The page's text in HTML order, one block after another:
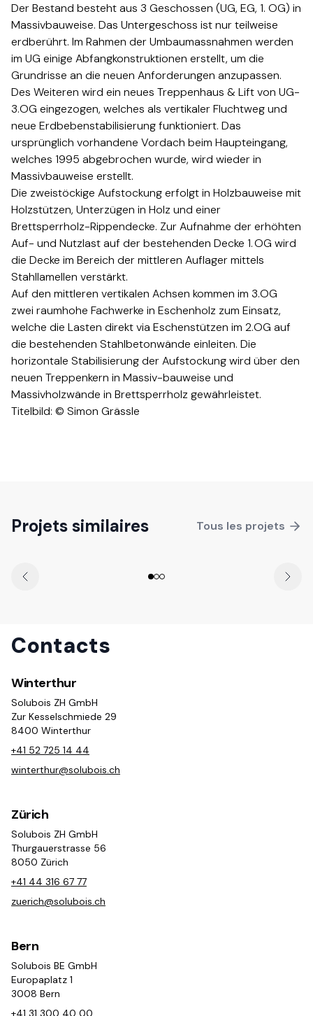
Der Bestand besteht aus 3 Geschossen (UG, EG, 1. OG) in
Massivbauweise. Das Untergeschoss ist nur teilweise
erdberührt. Im Rahmen der Umbaumassnahmen werden
im UG einige Abfangkonstruktionen erstellt, um die
Grundrisse an die neuen Anforderungen anzupassen.​​​​‌ ‍ ​‍​‍‌‍ ‌ ​‍‌‍‍‌‌‍‌ ‌‍‍‌‌‍ ‍​‍​‍​ ‍‍​‍​‍‌ ​ ‌‍​‌‌‍ ‍‌‍‍‌‌ ‌​‌ ‍‌​‍ ‍‌‍‍‌‌‍ ​‍​‍​‍ ​​‍​‍‌‍‍​‌ ​‍‌‍‌‌‌‍‌‍​‍​‍​ ‍‍​‍​‍‌‍‍​‌ ‌​‌ ‌​‌ ​​​ ‍‍​‍ ​‍ ‌‍ ​‌‍ ‌‍​ ‌‍​‌‌‍ ​‌‍‍​‌‍ ‌ ​ ‌ ‌​​ ‍‍​ ​ ​ ​ ​ ​ ​ ​ ​‍ ‌‍‍‌‌‍ ‍‌ ‌​‌‍‌‌‌‍ ‍‌ ‌​​‍ ‌‍‌‌‌‍‌​‌‍‍‌‌ ‌​​‍ ‌‍ ‌‌‍ ‌‍‌​‌‍‌‌​ ‌‌ ​​‌ ​‍‌‍‌‌‌ ​ ‌‍‌‌‌‍ ‍‌ ‌​‌‍​‌‌ ‌​‌‍‍‌‌‍ ‌‍ ‍​ ‍ ‌‍‍‌‌‍‌​​ ‌​ ‌‍​ ‌ ‌‍​ ​ ​ ‌‍‌‌​ ‍‌​ ‌​​ ​‍​‍ ‌​ ​​​ ‍​​ ​‌​ ​ ​‍ ‌​ ‌​‌‍‌‍​ ‌ ‌‍‌​​‍ ‌‌‍​‌​ ​‌‌‍‌‍​ ‍​​‍ ‌‌‍‌​​ ​​‌‍‌​​ ‌‌‌‍‌​‌‍‌​​ ‌‍​ ‌‍‌‍​ ​ ‌‌‌‍‌‍​ ‌‌​ ‍ ‌ ‌​‌ ‍‌‌ ​​‌‍‌‌​ ‌‌ ​​‌ ​‍‌‍ ‌‍‍‍‌‍‌‌‌‍​ ‌ ‌​​ ‍ ‌ ​​‌‍​‌‌ ‌​‌‍‍​​ ‌‌‍‌​‌‍‌‌‌ ​ ‌‍​ ‌ ​‍‌‍‍‌‌ ​​‌ ‌​‌‍‍‌‌‍ ‌‍ ‍​‍‌‌​ ‌‌‌​​‍‌‌ ‌‍‍ ‌‍‌‌‌ ‍‌​‍‌‌​ ​ ‌​‌​​‍‌‌​ ​ ‌​‌​​‍‌‌​ ​‍​ ​‍‌‍‌​‌‍‌‌​‍‌‌​ ​‍​ ​‍​‍‌‌​ ‌‌‌​‌​​‍ ‍‌ ‌‍‌‍​‌‌‍ ​‌ ‌‌‌‍‌‌​‍‌‌​ ‌‌‌​​‍‌‌ ‌‍‍ ‌‍‌‌‌ ‍‌​‍‌‌​ ​ ‌​‌​​‍‌‌​ ​ ‌​‌​​‍‌‌​ ​‍​ ​‍‌‍​‍‌‍ ​‌‍ ‌‍​ ‌‍‍ ​‍ ‌​ ​​​‍‌‌​ ​‍​ ​‍​‍‌‌​ ‌‌‌​‌​​‍ ‍‌‍​ ‌‍‍​‌‍‍‌‌‍ ​‌‍‌​‌ ​‍‌‍‌‌‌‍ ‍​‍‌‌​ ‌‌‌​​‍‌‌ ‌‍‍ ‌‍‌‌‌ ‍‌​‍‌‌​ ​ ‌​‌​​‍‌‌​ ​ ‌​‌​​‍‌‌​ ​‍​ ​‍‌ ​ ‌ ​​‌‍​‌‌‍ ‍​‍ ‌​ ​​​‍‌‌​ ​‍​ ​‍​‍‌‌​ ‌‌‌​‌​​‍ ‍‌ ‌​‌‍‌‌‌ ‍​‌ ‌​​ ‌‍​‍‌‍​‌‌ ​ ‌‍‌‌‌‌‌‌‌ ​‍‌‍ ​​ ‌‌‍‍​‌ ‌​‌ ‌​‌ ​​​‍‌‌​ ​ ‌​​‌​‍‌‌​ ​‍‌​‌‍​‍‌‌​ ​‍‌​‌‍‌‍ ​‌‍ ‌‍​ ‌‍​‌‌‍ ​‌‍‍​‌‍ ‌ ​ ‌ ‌​​‍‌‌​ ​ ‌​​‌​ ​ ​ ​ ​ ​ ​ ​ ​‍‌‍‌‍‍‌‌‍‌​​ ‌​ ‌‍​ ‌ ‌‍​ ​ ​ ‌‍‌‌​ ‍‌​ ‌​​ ​‍​‍ ‌​ ​​​ ‍​​ ​‌​ ​ ​‍ ‌​ ‌​‌‍‌‍​ ‌ ‌‍‌​​‍ ‌‌‍​‌​ ​‌‌‍‌‍​ ‍​​‍ ‌‌‍‌​​ ​​‌‍‌​​ ‌‌‌‍‌​‌‍‌​​ ‌‍​ ‌‍‌‍​ ​ ‌‌‌‍‌‍​ ‌‌​‍‌‍‌ ‌​‌ ‍‌‌ ​​‌‍‌‌​ ‌‌ ​​‌ ​‍‌‍ ‌‍‍‍‌‍‌‌‌‍​ ‌ ‌​​‍‌‍‌ ​​‌‍​‌‌ ‌​‌‍‍​​ ‌‌‍‌​‌‍‌‌‌ ​ ‌‍​ ‌ ​‍‌‍‍‌‌ ​​‌ ‌​‌‍‍‌‌‍ ‌‍ ‍​‍‌‌​ ‌‌‌​​‍‌‌ ‌‍‍ ‌‍‌‌‌ ‍‌​‍‌‌​ ​ ‌​‌​​‍‌‌​ ​ ‌​‌​​‍‌‌​ ​‍​ ​‍‌‍‌​‌‍‌‌​‍‌‌​ ​‍​ ​‍​‍‌‌​ ‌‌‌​‌​​‍ ‍‌ ‌‍‌‍​‌‌‍ ​‌ ‌‌‌‍‌‌​‍‌‌​ ‌‌‌​​‍‌‌ ‌‍‍ ‌‍‌‌‌ ‍‌​‍‌‌​ ​ ‌​‌​​‍‌‌​ ​ ‌​‌​​‍‌‌​ ​‍​ ​‍‌‍​‍‌‍ ​‌‍ ‌‍​ ‌‍‍ ​‍ ‌​ ​​​‍‌‌​ ​‍​ ​‍​‍‌‌​ ‌‌‌​‌​​‍ ‍‌‍​ ‌‍‍​‌‍‍‌‌‍ ​‌‍‌​‌ ​‍‌‍‌‌‌‍ ‍​‍‌‌​ ‌‌‌​​‍‌‌ ‌‍‍ ‌‍‌‌‌ ‍‌​‍‌‌​ ​ ‌​‌​​‍‌‌​ ​ ‌​‌​​‍‌‌​ ​‍​ ​‍‌ ​ ‌ ​​‌‍​‌‌‍ ‍​‍ ‌​ ​​​‍‌‌​ ​‍​ ​‍​‍‌‌​ ‌‌‌​‌​​‍ ‍‌ ‌​‌‍‌‌‌ ‍​‌ ‌​​‍‌‍‌ ​​‌‍‌‌‌ ​‍‌ ​ ‌ ​​‌‍‌‌‌‍​ ‌ ‌​‌‍‍‌‌ ‌‍‌‍‌‌​ ‌‌ ​​‌ ‌‌‌‍​‍‌‍ ​‌‍‍‌‌ ​ ‌‍‍​‌‍‌‌‌‍‌​​‍​‍‌ ‌
Des Weiteren wird ein neues Treppenhaus & Lift von UG-
3.OG eingezogen, welches als vertikaler Fluchtweg und
neue Erdbebenstabilisierung funktioniert. Das
ursprünglich vorhandene Vordach beim Haupteingang,
welches 1995 abgebrochen wurde, wird wieder in
Massivbauweise erstellt.​​​​‌ ‍ ​‍​‍‌‍ ‌ ​‍‌‍‍‌‌‍‌ ‌‍‍‌‌‍ ‍​‍​‍​ ‍‍​‍​‍‌ ​ ‌‍​‌‌‍ ‍‌‍‍‌‌ ‌​‌ ‍‌​‍ ‍‌‍‍‌‌‍ ​‍​‍​‍ ​​‍​‍‌‍‍​‌ ​‍‌‍‌‌‌‍‌‍​‍​‍​ ‍‍​‍​‍‌‍‍​‌ ‌​‌ ‌​‌ ​​​ ‍‍​‍ ​‍ ‌‍ ​‌‍ ‌‍​ ‌‍​‌‌‍ ​‌‍‍​‌‍ ‌ ​ ‌ ‌​​ ‍‍​ ​ ​ ​ ​ ​ ​ ​ ​‍ ‌‍‍‌‌‍ ‍‌ ‌​‌‍‌‌‌‍ ‍‌ ‌​​‍ ‌‍‌‌‌‍‌​‌‍‍‌‌ ‌​​‍ ‌‍ ‌‌‍ ‌‍‌​‌‍‌‌​ ‌‌ ​​‌ ​‍‌‍‌‌‌ ​ ‌‍‌‌‌‍ ‍‌ ‌​‌‍​‌‌ ‌​‌‍‍‌‌‍ ‌‍ ‍​ ‍ ‌‍‍‌‌‍‌​​ ‌​ ‌‍​ ‌ ‌‍​ ​ ​ ‌‍‌‌​ ‍‌​ ‌​​ ​‍​‍ ‌​ ​​​ ‍​​ ​‌​ ​ ​‍ ‌​ ‌​‌‍‌‍​ ‌ ‌‍‌​​‍ ‌‌‍​‌​ ​‌‌‍‌‍​ ‍​​‍ ‌‌‍‌​​ ​​‌‍‌​​ ‌‌‌‍‌​‌‍‌​​ ‌‍​ ‌‍‌‍​ ​ ‌‌‌‍‌‍​ ‌‌​ ‍ ‌ ‌​‌ ‍‌‌ ​​‌‍‌‌​ ‌‌ ​​‌ ​‍‌‍ ‌‍‍‍‌‍‌‌‌‍​ ‌ ‌​​ ‍ ‌ ​​‌‍​‌‌ ‌​‌‍‍​​ ‌‌‍‌​‌‍‌‌‌ ​ ‌‍​ ‌ ​‍‌‍‍‌‌ ​​‌ ‌​‌‍‍‌‌‍ ‌‍ ‍​‍‌‌​ ‌‌‌​​‍‌‌ ‌‍‍ ‌‍‌‌‌ ‍‌​‍‌‌​ ​ ‌​‌​​‍‌‌​ ​ ‌​‌​​‍‌‌​ ​‍​ ​‍‌‍‌​‌‍‌‌​‍‌‌​ ​‍​ ​‍​‍‌‌​ ‌‌‌​‌​​‍ ‍‌ ‌‍‌‍​‌‌‍ ​‌ ‌‌‌‍‌‌​‍‌‌​ ‌‌‌​​‍‌‌ ‌‍‍ ‌‍‌‌‌ ‍‌​‍‌‌​ ​ ‌​‌​​‍‌‌​ ​ ‌​‌​​‍‌‌​ ​‍​ ​‍‌‍​‍‌‍ ​‌‍ ‌‍​ ‌‍‍ ​‍ ‌​ ​‌​‍‌‌​ ​‍​ ​‍​‍‌‌​ ‌‌‌​‌​​‍ ‍‌‍​ ‌‍‍​‌‍‍‌‌‍ ​‌‍‌​‌ ​‍‌‍‌‌‌‍ ‍​‍‌‌​ ‌‌‌​​‍‌‌ ‌‍‍ ‌‍‌‌‌ ‍‌​‍‌‌​ ​ ‌​‌​​‍‌‌​ ​ ‌​‌​​‍‌‌​ ​‍​ ​‍‌ ​ ‌ ​​‌‍​‌‌‍ ‍​‍ ‌​ ​‌​‍‌‌​ ​‍​ ​‍​‍‌‌​ ‌‌‌​‌​​‍ ‍‌ ‌​‌‍‌‌‌ ‍​‌ ‌​​ ‌‍​‍‌‍​‌‌ ​ ‌‍‌‌‌‌‌‌‌ ​‍‌‍ ​​ ‌‌‍‍​‌ ‌​‌ ‌​‌ ​​​‍‌‌​ ​ ‌​​‌​‍‌‌​ ​‍‌​‌‍​‍‌‌​ ​‍‌​‌‍‌‍ ​‌‍ ‌‍​ ‌‍​‌‌‍ ​‌‍‍​‌‍ ‌ ​ ‌ ‌​​‍‌‌​ ​ ‌​​‌​ ​ ​ ​ ​ ​ ​ ​ ​‍‌‍‌‍‍‌‌‍‌​​ ‌​ ‌‍​ ‌ ‌‍​ ​ ​ ‌‍‌‌​ ‍‌​ ‌​​ ​‍​‍ ‌​ ​​​ ‍​​ ​‌​ ​ ​‍ ‌​ ‌​‌‍‌‍​ ‌ ‌‍‌​​‍ ‌‌‍​‌​ ​‌‌‍‌‍​ ‍​​‍ ‌‌‍‌​​ ​​‌‍‌​​ ‌‌‌‍‌​‌‍‌​​ ‌‍​ ‌‍‌‍​ ​ ‌‌‌‍‌‍​ ‌‌​‍‌‍‌ ‌​‌ ‍‌‌ ​​‌‍‌‌​ ‌‌ ​​‌ ​‍‌‍ ‌‍‍‍‌‍‌‌‌‍​ ‌ ‌​​‍‌‍‌ ​​‌‍​‌‌ ‌​‌‍‍​​ ‌‌‍‌​‌‍‌‌‌ ​ ‌‍​ ‌ ​‍‌‍‍‌‌ ​​‌ ‌​‌‍‍‌‌‍ ‌‍ ‍​‍‌‌​ ‌‌‌​​‍‌‌ ‌‍‍ ‌‍‌‌‌ ‍‌​‍‌‌​ ​ ‌​‌​​‍‌‌​ ​ ‌​‌​​‍‌‌​ ​‍​ ​‍‌‍‌​‌‍‌‌​‍‌‌​ ​‍​ ​‍​‍‌‌​ ‌‌‌​‌​​‍ ‍‌ ‌‍‌‍​‌‌‍ ​‌ ‌‌‌‍‌‌​‍‌‌​ ‌‌‌​​‍‌‌ ‌‍‍ ‌‍‌‌‌ ‍‌​‍‌‌​ ​ ‌​‌​​‍‌‌​ ​ ‌​‌​​‍‌‌​ ​‍​ ​‍‌‍​‍‌‍ ​‌‍ ‌‍​ ‌‍‍ ​‍ ‌​ ​‌​‍‌‌​ ​‍​ ​‍​‍‌‌​ ‌‌‌​‌​​‍ ‍‌‍​ ‌‍‍​‌‍‍‌‌‍ ​‌‍‌​‌ ​‍‌‍‌‌‌‍ ‍​‍‌‌​ ‌‌‌​​‍‌‌ ‌‍‍ ‌‍‌‌‌ ‍‌​‍‌‌​ ​ ‌​‌​​‍‌‌​ ​ ‌​‌​​‍‌‌​ ​‍​ ​‍‌ ​ ‌ ​​‌‍​‌‌‍ ‍​‍ ‌​ ​‌​‍‌‌​ ​‍​ ​‍​‍‌‌​ ‌‌‌​‌​​‍ ‍‌ ‌​‌‍‌‌‌ ‍​‌ ‌​​‍‌‍‌ ​​‌‍‌‌‌ ​‍‌ ​ ‌ ​​‌‍‌‌‌‍​ ‌ ‌​‌‍‍‌‌ ‌‍‌‍‌‌​ ‌‌ ​​‌ ‌‌‌‍​‍‌‍ ​‌‍‍‌‌ ​ ‌‍‍​‌‍‌‌‌‍‌​​‍​‍‌ ‌
Die zweistöckige Aufstockung erfolgt in Holzbauweise mit
Holzstützen, Unterzügen in Holz und einer
Brettsperrholz-Rippendecke. Zur Aufnahme der erhöhten
Auf- und Nutzlast auf der bestehenden Decke 1. OG wird
die Decke im Bereich der mittleren Auflager mittels
Stahllamellen verstärkt.​​​​‌ ‍ ​‍​‍‌‍ ‌ ​‍‌‍‍‌‌‍‌ ‌‍‍‌‌‍ ‍​‍​‍​ ‍‍​‍​‍‌ ​ ‌‍​‌‌‍ ‍‌‍‍‌‌ ‌​‌ ‍‌​‍ ‍‌‍‍‌‌‍ ​‍​‍​‍ ​​‍​‍‌‍‍​‌ ​‍‌‍‌‌‌‍‌‍​‍​‍​ ‍‍​‍​‍‌‍‍​‌ ‌​‌ ‌​‌ ​​​ ‍‍​‍ ​‍ ‌‍ ​‌‍ ‌‍​ ‌‍​‌‌‍ ​‌‍‍​‌‍ ‌ ​ ‌ ‌​​ ‍‍​ ​ ​ ​ ​ ​ ​ ​ ​‍ ‌‍‍‌‌‍ ‍‌ ‌​‌‍‌‌‌‍ ‍‌ ‌​​‍ ‌‍‌‌‌‍‌​‌‍‍‌‌ ‌​​‍ ‌‍ ‌‌‍ ‌‍‌​‌‍‌‌​ ‌‌ ​​‌ ​‍‌‍‌‌‌ ​ ‌‍‌‌‌‍ ‍‌ ‌​‌‍​‌‌ ‌​‌‍‍‌‌‍ ‌‍ ‍​ ‍ ‌‍‍‌‌‍‌​​ ‌​ ‌‍​ ‌ ‌‍​ ​ ​ ‌‍‌‌​ ‍‌​ ‌​​ ​‍​‍ ‌​ ​​​ ‍​​ ​‌​ ​ ​‍ ‌​ ‌​‌‍‌‍​ ‌ ‌‍‌​​‍ ‌‌‍​‌​ ​‌‌‍‌‍​ ‍​​‍ ‌‌‍‌​​ ​​‌‍‌​​ ‌‌‌‍‌​‌‍‌​​ ‌‍​ ‌‍‌‍​ ​ ‌‌‌‍‌‍​ ‌‌​ ‍ ‌ ‌​‌ ‍‌‌ ​​‌‍‌‌​ ‌‌ ​​‌ ​‍‌‍ ‌‍‍‍‌‍‌‌‌‍​ ‌ ‌​​ ‍ ‌ ​​‌‍​‌‌ ‌​‌‍‍​​ ‌‌‍‌​‌‍‌‌‌ ​ ‌‍​ ‌ ​‍‌‍‍‌‌ ​​‌ ‌​‌‍‍‌‌‍ ‌‍ ‍​‍‌‌​ ‌‌‌​​‍‌‌ ‌‍‍ ‌‍‌‌‌ ‍‌​‍‌‌​ ​ ‌​‌​​‍‌‌​ ​ ‌​‌​​‍‌‌​ ​‍​ ​‍‌‍‌​‌‍‌‌​‍‌‌​ ​‍​ ​‍​‍‌‌​ ‌‌‌​‌​​‍ ‍‌ ‌‍‌‍​‌‌‍ ​‌ ‌‌‌‍‌‌​‍‌‌​ ‌‌‌​​‍‌‌ ‌‍‍ ‌‍‌‌‌ ‍‌​‍‌‌​ ​ ‌​‌​​‍‌‌​ ​ ‌​‌​​‍‌‌​ ​‍​ ​‍‌‍​‍‌‍ ​‌‍ ‌‍​ ‌‍‍ ​‍ ‌​ ​‍​‍‌‌​ ​‍​ ​‍​‍‌‌​ ‌‌‌​‌​​‍ ‍‌‍​ ‌‍‍​‌‍‍‌‌‍ ​‌‍‌​‌ ​‍‌‍‌‌‌‍ ‍​‍‌‌​ ‌‌‌​​‍‌‌ ‌‍‍ ‌‍‌‌‌ ‍‌​‍‌‌​ ​ ‌​‌​​‍‌‌​ ​ ‌​‌​​‍‌‌​ ​‍​ ​‍‌ ​ ‌ ​​‌‍​‌‌‍ ‍​‍ ‌​ ​‍​‍‌‌​ ​‍​ ​‍​‍‌‌​ ‌‌‌​‌​​‍ ‍‌ ‌​‌‍‌‌‌ ‍​‌ ‌​​ ‌‍​‍‌‍​‌‌ ​ ‌‍‌‌‌‌‌‌‌ ​‍‌‍ ​​ ‌‌‍‍​‌ ‌​‌ ‌​‌ ​​​‍‌‌​ ​ ‌​​‌​‍‌‌​ ​‍‌​‌‍​‍‌‌​ ​‍‌​‌‍‌‍ ​‌‍ ‌‍​ ‌‍​‌‌‍ ​‌‍‍​‌‍ ‌ ​ ‌ ‌​​‍‌‌​ ​ ‌​​‌​ ​ ​ ​ ​ ​ ​ ​ ​‍‌‍‌‍‍‌‌‍‌​​ ‌​ ‌‍​ ‌ ‌‍​ ​ ​ ‌‍‌‌​ ‍‌​ ‌​​ ​‍​‍ ‌​ ​​​ ‍​​ ​‌​ ​ ​‍ ‌​ ‌​‌‍‌‍​ ‌ ‌‍‌​​‍ ‌‌‍​‌​ ​‌‌‍‌‍​ ‍​​‍ ‌‌‍‌​​ ​​‌‍‌​​ ‌‌‌‍‌​‌‍‌​​ ‌‍​ ‌‍‌‍​ ​ ‌‌‌‍‌‍​ ‌‌​‍‌‍‌ ‌​‌ ‍‌‌ ​​‌‍‌‌​ ‌‌ ​​‌ ​‍‌‍ ‌‍‍‍‌‍‌‌‌‍​ ‌ ‌​​‍‌‍‌ ​​‌‍​‌‌ ‌​‌‍‍​​ ‌‌‍‌​‌‍‌‌‌ ​ ‌‍​ ‌ ​‍‌‍‍‌‌ ​​‌ ‌​‌‍‍‌‌‍ ‌‍ ‍​‍‌‌​ ‌‌‌​​‍‌‌ ‌‍‍ ‌‍‌‌‌ ‍‌​‍‌‌​ ​ ‌​‌​​‍‌‌​ ​ ‌​‌​​‍‌‌​ ​‍​ ​‍‌‍‌​‌‍‌‌​‍‌‌​ ​‍​ ​‍​‍‌‌​ ‌‌‌​‌​​‍ ‍‌ ‌‍‌‍​‌‌‍ ​‌ ‌‌‌‍‌‌​‍‌‌​ ‌‌‌​​‍‌‌ ‌‍‍ ‌‍‌‌‌ ‍‌​‍‌‌​ ​ ‌​‌​​‍‌‌​ ​ ‌​‌​​‍‌‌​ ​‍​ ​‍‌‍​‍‌‍ ​‌‍ ‌‍​ ‌‍‍ ​‍ ‌​ ​‍​‍‌‌​ ​‍​ ​‍​‍‌‌​ ‌‌‌​‌​​‍ ‍‌‍​ ‌‍‍​‌‍‍‌‌‍ ​‌‍‌​‌ ​‍‌‍‌‌‌‍ ‍​‍‌‌​ ‌‌‌​​‍‌‌ ‌‍‍ ‌‍‌‌‌ ‍‌​‍‌‌​ ​ ‌​‌​​‍‌‌​ ​ ‌​‌​​‍‌‌​ ​‍​ ​‍‌ ​ ‌ ​​‌‍​‌‌‍ ‍​‍ ‌​ ​‍​‍‌‌​ ​‍​ ​‍​‍‌‌​ ‌‌‌​‌​​‍ ‍‌ ‌​‌‍‌‌‌ ‍​‌ ‌​​‍‌‍‌ ​​‌‍‌‌‌ ​‍‌ ​ ‌ ​​‌‍‌‌‌‍​ ‌ ‌​‌‍‍‌‌ ‌‍‌‍‌‌​ ‌‌ ​​‌ ‌‌‌‍​‍‌‍ ​‌‍‍‌‌ ​ ‌‍‍​‌‍‌‌‌‍‌​​‍​‍‌ ‌
Auf den mittleren vertikalen Achsen kommen im 3.OG
zwei raumhohe Fachwerke in Eschenholz zum Einsatz,
welche die Lasten direkt via Eschenstützen im 2.OG auf
die bestehenden Stahlbetonwände einleiten. Die
horizontale Stabilisierung der Aufstockung wird über den
neuen Treppenkern in Massiv-bauweise und
Massivholzwände in Brettsperrholz gewährleistet.​​​​‌ ‍ ​‍​‍‌‍ ‌ ​‍‌‍‍‌‌‍‌ ‌‍‍‌‌‍ ‍​‍​‍​ ‍‍​‍​‍‌ ​ ‌‍​‌‌‍ ‍‌‍‍‌‌ ‌​‌ ‍‌​‍ ‍‌‍‍‌‌‍ ​‍​‍​‍ ​​‍​‍‌‍‍​‌ ​‍‌‍‌‌‌‍‌‍​‍​‍​ ‍‍​‍​‍‌‍‍​‌ ‌​‌ ‌​‌ ​​​ ‍‍​‍ ​‍ ‌‍ ​‌‍ ‌‍​ ‌‍​‌‌‍ ​‌‍‍​‌‍ ‌ ​ ‌ ‌​​ ‍‍​ ​ ​ ​ ​ ​ ​ ​ ​‍ ‌‍‍‌‌‍ ‍‌ ‌​‌‍‌‌‌‍ ‍‌ ‌​​‍ ‌‍‌‌‌‍‌​‌‍‍‌‌ ‌​​‍ ‌‍ ‌‌‍ ‌‍‌​‌‍‌‌​ ‌‌ ​​‌ ​‍‌‍‌‌‌ ​ ‌‍‌‌‌‍ ‍‌ ‌​‌‍​‌‌ ‌​‌‍‍‌‌‍ ‌‍ ‍​ ‍ ‌‍‍‌‌‍‌​​ ‌​ ‌‍​ ‌ ‌‍​ ​ ​ ‌‍‌‌​ ‍‌​ ‌​​ ​‍​‍ ‌​ ​​​ ‍​​ ​‌​ ​ ​‍ ‌​ ‌​‌‍‌‍​ ‌ ‌‍‌​​‍ ‌‌‍​‌​ ​‌‌‍‌‍​ ‍​​‍ ‌‌‍‌​​ ​​‌‍‌​​ ‌‌‌‍‌​‌‍‌​​ ‌‍​ ‌‍‌‍​ ​ ‌‌‌‍‌‍​ ‌‌​ ‍ ‌ ‌​‌ ‍‌‌ ​​‌‍‌‌​ ‌‌ ​​‌ ​‍‌‍ ‌‍‍‍‌‍‌‌‌‍​ ‌ ‌​​ ‍ ‌ ​​‌‍​‌‌ ‌​‌‍‍​​ ‌‌‍‌​‌‍‌‌‌ ​ ‌‍​ ‌ ​‍‌‍‍‌‌ ​​‌ ‌​‌‍‍‌‌‍ ‌‍ ‍​‍‌‌​ ‌‌‌​​‍‌‌ ‌‍‍ ‌‍‌‌‌ ‍‌​‍‌‌​ ​ ‌​‌​​‍‌‌​ ​ ‌​‌​​‍‌‌​ ​‍​ ​‍‌‍‌​‌‍‌‌​‍‌‌​ ​‍​ ​‍​‍‌‌​ ‌‌‌​‌​​‍ ‍‌ ‌‍‌‍​‌‌‍ ​‌ ‌‌‌‍‌‌​‍‌‌​ ‌‌‌​​‍‌‌ ‌‍‍ ‌‍‌‌‌ ‍‌​‍‌‌​ ​ ‌​‌​​‍‌‌​ ​ ‌​‌​​‍‌‌​ ​‍​ ​‍‌‍​‍‌‍ ​‌‍ ‌‍​ ‌‍‍ ​‍ ‌​ ​ ​‍‌‌​ ​‍​ ​‍​‍‌‌​ ‌‌‌​‌​​‍ ‍‌‍​ ‌‍‍​‌‍‍‌‌‍ ​‌‍‌​‌ ​‍‌‍‌‌‌‍ ‍​‍‌‌​ ‌‌‌​​‍‌‌ ‌‍‍ ‌‍‌‌‌ ‍‌​‍‌‌​ ​ ‌​‌​​‍‌‌​ ​ ‌​‌​​‍‌‌​ ​‍​ ​‍‌ ​ ‌ ​​‌‍​‌‌‍ ‍​‍ ‌​ ​ ​‍‌‌​ ​‍​ ​‍​‍‌‌​ ‌‌‌​‌​​‍ ‍‌ ‌​‌‍‌‌‌ ‍​‌ ‌​​ ‌‍​‍‌‍​‌‌ ​ ‌‍‌‌‌‌‌‌‌ ​‍‌‍ ​​ ‌‌‍‍​‌ ‌​‌ ‌​‌ ​​​‍‌‌​ ​ ‌​​‌​‍‌‌​ ​‍‌​‌‍​‍‌‌​ ​‍‌​‌‍‌‍ ​‌‍ ‌‍​ ‌‍​‌‌‍ ​‌‍‍​‌‍ ‌ ​ ‌ ‌​​‍‌‌​ ​ ‌​​‌​ ​ ​ ​ ​ ​ ​ ​ ​‍‌‍‌‍‍‌‌‍‌​​ ‌​ ‌‍​ ‌ ‌‍​ ​ ​ ‌‍‌‌​ ‍‌​ ‌​​ ​‍​‍ ‌​ ​​​ ‍​​ ​‌​ ​ ​‍ ‌​ ‌​‌‍‌‍​ ‌ ‌‍‌​​‍ ‌‌‍​‌​ ​‌‌‍‌‍​ ‍​​‍ ‌‌‍‌​​ ​​‌‍‌​​ ‌‌‌‍‌​‌‍‌​​ ‌‍​ ‌‍‌‍​ ​ ‌‌‌‍‌‍​ ‌‌​‍‌‍‌ ‌​‌ ‍‌‌ ​​‌‍‌‌​ ‌‌ ​​‌ ​‍‌‍ ‌‍‍‍‌‍‌‌‌‍​ ‌ ‌​​‍‌‍‌ ​​‌‍​‌‌ ‌​‌‍‍​​ ‌‌‍‌​‌‍‌‌‌ ​ ‌‍​ ‌ ​‍‌‍‍‌‌ ​​‌ ‌​‌‍‍‌‌‍ ‌‍ ‍​‍‌‌​ ‌‌‌​​‍‌‌ ‌‍‍ ‌‍‌‌‌ ‍‌​‍‌‌​ ​ ‌​‌​​‍‌‌​ ​ ‌​‌​​‍‌‌​ ​‍​ ​‍‌‍‌​‌‍‌‌​‍‌‌​ ​‍​ ​‍​‍‌‌​ ‌‌‌​‌​​‍ ‍‌ ‌‍‌‍​‌‌‍ ​‌ ‌‌‌‍‌‌​‍‌‌​ ‌‌‌​​‍‌‌ ‌‍‍ ‌‍‌‌‌ ‍‌​‍‌‌​ ​ ‌​‌​​‍‌‌​ ​ ‌​‌​​‍‌‌​ ​‍​ ​‍‌‍​‍‌‍ ​‌‍ ‌‍​ ‌‍‍ ​‍ ‌​ ​ ​‍‌‌​ ​‍​ ​‍​‍‌‌​ ‌‌‌​‌​​‍ ‍‌‍​ ‌‍‍​‌‍‍‌‌‍ ​‌‍‌​‌ ​‍‌‍‌‌‌‍ ‍​‍‌‌​ ‌‌‌​​‍‌‌ ‌‍‍ ‌‍‌‌‌ ‍‌​‍‌‌​ ​ ‌​‌​​‍‌‌​ ​ ‌​‌​​‍‌‌​ ​‍​ ​‍‌ ​ ‌ ​​‌‍​‌‌‍ ‍​‍ ‌​ ​ ​‍‌‌​ ​‍​ ​‍​‍‌‌​ ‌‌‌​‌​​‍ ‍‌ ‌​‌‍‌‌‌ ‍​‌ ‌​​‍‌‍‌ ​​‌‍‌‌‌ ​‍‌ ​ ‌ ​​‌‍‌‌‌‍​ ‌ ‌​‌‍‍‌‌ ‌‍‌‍‌‌​ ‌‌ ​​‌ ‌‌‌‍​‍‌‍ ​‌‍‍‌‌ ​ ‌‍‍​‌‍‌‌‌‍‌​​‍​‍‌ ‌
Titelbild: © Simon Grässle​​​​‌ ‍ ​‍​‍‌‍ ‌ ​‍‌‍‍‌‌‍‌ ‌‍‍‌‌‍ ‍​‍​‍​ ‍‍​‍​‍‌ ​ ‌‍​‌‌‍ ‍‌‍‍‌‌ ‌​‌ ‍‌​‍ ‍‌‍‍‌‌‍ ​‍​‍​‍ ​​‍​‍‌‍‍​‌ ​‍‌‍‌‌‌‍‌‍​‍​‍​ ‍‍​‍​‍‌‍‍​‌ ‌​‌ ‌​‌ ​​​ ‍‍​‍ ​‍ ‌‍ ​‌‍ ‌‍​ ‌‍​‌‌‍ ​‌‍‍​‌‍ ‌ ​ ‌ ‌​​ ‍‍​ ​ ​ ​ ​ ​ ​ ​ ​‍ ‌‍‍‌‌‍ ‍‌ ‌​‌‍‌‌‌‍ ‍‌ ‌​​‍ ‌‍‌‌‌‍‌​‌‍‍‌‌ ‌​​‍ ‌‍ ‌‌‍ ‌‍‌​‌‍‌‌​ ‌‌ ​​‌ ​‍‌‍‌‌‌ ​ ‌‍‌‌‌‍ ‍‌ ‌​‌‍​‌‌ ‌​‌‍‍‌‌‍ ‌‍ ‍​ ‍ ‌‍‍‌‌‍‌​​ ‌​ ‌‍​ ‌ ‌‍​ ​ ​ ‌‍‌‌​ ‍‌​ ‌​​ ​‍​‍ ‌​ ​​​ ‍​​ ​‌​ ​ ​‍ ‌​ ‌​‌‍‌‍​ ‌ ‌‍‌​​‍ ‌‌‍​‌​ ​‌‌‍‌‍​ ‍​​‍ ‌‌‍‌​​ ​​‌‍‌​​ ‌‌‌‍‌​‌‍‌​​ ‌‍​ ‌‍‌‍​ ​ ‌‌‌‍‌‍​ ‌‌​ ‍ ‌ ‌​‌ ‍‌‌ ​​‌‍‌‌​ ‌‌ ​​‌ ​‍‌‍ ‌‍‍‍‌‍‌‌‌‍​ ‌ ‌​​ ‍ ‌ ​​‌‍​‌‌ ‌​‌‍‍​​ ‌‌‍‌​‌‍‌‌‌ ​ ‌‍​ ‌ ​‍‌‍‍‌‌ ​​‌ ‌​‌‍‍‌‌‍ ‌‍ ‍​‍‌‌​ ‌‌‌​​‍‌‌ ‌‍‍ ‌‍‌‌‌ ‍‌​‍‌‌​ ​ ‌​‌​​‍‌‌​ ​ ‌​‌​​‍‌‌​ ​‍​ ​‍‌‍‌​‌‍‌‌​‍‌‌​ ​‍​ ​‍​‍‌‌​ ‌‌‌​‌​​‍ ‍‌ ‌‍‌‍​‌‌‍ ​‌ ‌‌‌‍‌‌​‍‌‌​ ‌‌‌​​‍‌‌ ‌‍‍ ‌‍‌‌‌ ‍‌​‍‌‌​ ​ ‌​‌​​‍‌‌​ ​ ‌​‌​​‍‌‌​ ​‍​ ​‍​ ‍​​ ‌​​ ‌‌‌‍‌​‌‍‌‌‌‍‌‍​ ‌‍‌‍​‌‌‍‌​‌‍​‍​ ‌​​ ‌‌​‍‌‌​ ​‍​ ​‍​‍‌‌​ ‌‌‌​‌​​‍ ‍‌‍​ ‌‍‍​‌‍‍‌‌‍ ​‌‍‌​‌ ​‍‌‍‌‌‌‍ ‍​‍‌‌​ ‌‌‌​​‍‌‌ ‌‍‍ ‌‍‌‌‌ ‍‌​‍‌‌​ ​ ‌​‌​​‍‌‌​ ​ ‌​‌​​‍‌‌​ ​‍​ ​‍​ ‍‌​ ‌ ​ ​ ‌‍‌​‌‍​ ‌‍‌‌‌‍​‍​ ‍​​ ‌‍‌‍‌​‌‍​‌​ ‌‍​‍‌‌​ ​‍​ ​‍​‍‌‌​ ‌‌‌​‌​​‍ ‍‌ ‌​‌‍‌‌‌ ‍​‌ ‌​​ ‌‍​‍‌‍​‌‌ ​ ‌‍‌‌‌‌‌‌‌ ​‍‌‍ ​​ ‌‌‍‍​‌ ‌​‌ ‌​‌ ​​​‍‌‌​ ​ ‌​​‌​‍‌‌​ ​‍‌​‌‍​‍‌‌​ ​‍‌​‌‍‌‍ ​‌‍ ‌‍​ ‌‍​‌‌‍ ​‌‍‍​‌‍ ‌ ​ ‌ ‌​​‍‌‌​ ​ ‌​​‌​ ​ ​ ​ ​ ​ ​ ​ ​‍‌‍‌‍‍‌‌‍‌​​ ‌​ ‌‍​ ‌ ‌‍​ ​ ​ ‌‍‌‌​ ‍‌​ ‌​​ ​‍​‍ ‌​ ​​​ ‍​​ ​‌​ ​ ​‍ ‌​ ‌​‌‍‌‍​ ‌ ‌‍‌​​‍ ‌‌‍​‌​ ​‌‌‍‌‍​ ‍​​‍ ‌‌‍‌​​ ​​‌‍‌​​ ‌‌‌‍‌​‌‍‌​​ ‌‍​ ‌‍‌‍​ ​ ‌‌‌‍‌‍​ ‌‌​‍‌‍‌ ‌​‌ ‍‌‌ ​​‌‍‌‌​ ‌‌ ​​‌ ​‍‌‍ ‌‍‍‍‌‍‌‌‌‍​ ‌ ‌​​‍‌‍‌ ​​‌‍​‌‌ ‌​‌‍‍​​ ‌‌‍‌​‌‍‌‌‌ ​ ‌‍​ ‌ ​‍‌‍‍‌‌ ​​‌ ‌​‌‍‍‌‌‍ ‌‍ ‍​‍‌‌​ ‌‌‌​​‍‌‌ ‌‍‍ ‌‍‌‌‌ ‍‌​‍‌‌​ ​ ‌​‌​​‍‌‌​ ​ ‌​‌​​‍‌‌​ ​‍​ ​‍‌‍‌​‌‍‌‌​‍‌‌​ ​‍​ ​‍​‍‌‌​ ‌‌‌​‌​​‍ ‍‌ ‌‍‌‍​‌‌‍ ​‌ ‌‌‌‍‌‌​‍‌‌​ ‌‌‌​​‍‌‌ ‌‍‍ ‌‍‌‌‌ ‍‌​‍‌‌​ ​ ‌​‌​​‍‌‌​ ​ ‌​‌​​‍‌‌​ ​‍​ ​‍​ ‍​​ ‌​​ ‌‌‌‍‌​‌‍‌‌‌‍‌‍​ ‌‍‌‍​‌‌‍‌​‌‍​‍​ ‌​​ ‌‌​‍‌‌​ ​‍​ ​‍​‍‌‌​ ‌‌‌​‌​​‍ ‍‌‍​ ‌‍‍​‌‍‍‌‌‍ ​‌‍‌​‌ ​‍‌‍‌‌‌‍ ‍​‍‌‌​ ‌‌‌​​‍‌‌ ‌‍‍ ‌‍‌‌‌ ‍‌​‍‌‌​ ​ ‌​‌​​‍‌‌​ ​ ‌​‌​​‍‌‌​ ​‍​ ​‍​ ‍‌​ ‌ ​ ​ ‌‍‌​‌‍​ ‌‍‌‌‌‍​‍​ ‍​​ ‌‍‌‍‌​‌‍​‌​ ‌‍​‍‌‌​ ​‍​ ​‍​‍‌‌​ ‌‌‌​‌​​‍ ‍‌ ‌​‌‍‌‌‌ ‍​‌ ‌​​‍‌‍‌ ​​‌‍‌‌‌ ​‍‌ ​ ‌ ​​‌‍‌‌‌‍​ ‌ ‌​‌‍‍‌‌ ‌‍‌‍‌‌​ ‌‌ ​​‌ ‌‌‌‍​‍‌‍ ​‌‍‍‌‌ ​ ‌‍‍​‌‍‌‌‌‍‌​​‍​‍‌ ‌
Projets similaires Tous les projets
Contacts
Winterthur
Solubois ZH GmbH
Zur Kesselschmiede 29
8400 Winterthur
+41 52 725 14 44
winterthur@solubois.ch
Zürich
Solubois ZH GmbH
Thurgauerstrasse 56
8050 Zürich
+41 44 316 67 77
zuerich@solubois.ch
Bern
Solubois BE GmbH
Europaplatz 1
3008 Bern
+41 31 300 40 00